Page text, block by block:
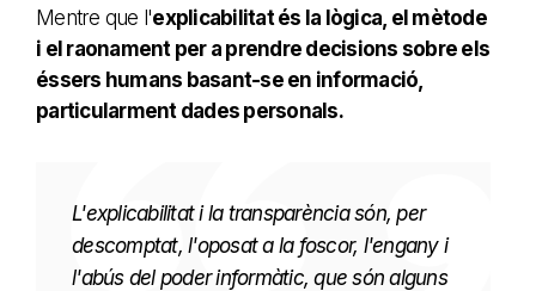
Mentre que l'explicabilitat és la lògica, el mètode
i el raonament per a prendre decisions sobre els
éssers humans basant-se en informació,
particularment dades personals.
L'explicabilitat i la transparència són, per
descomptat, l'oposat a la foscor, l'engany i
l'abús del poder informàtic, que són alguns